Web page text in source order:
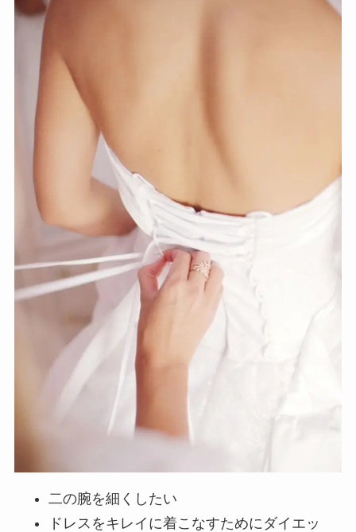
二の腕を細くしたい
ドレスをキレイに着こなすためにダイエッ